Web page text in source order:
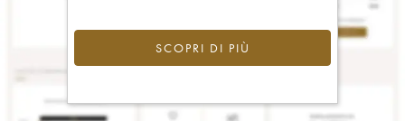
SCOPRI DI PIÙ